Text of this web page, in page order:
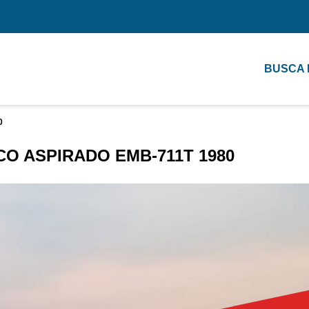
BUSCA
ASPIRADO EMB-711T 1980